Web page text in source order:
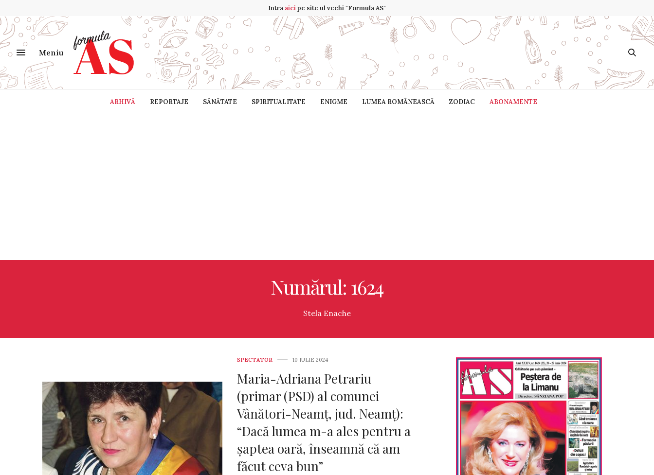
Intra aicipe site ul vechi "Formula AS"
Meniu
ARHIVĂ REPORTAJE SĂNĂTATE SPIRITUALITATE ENIGME LUMEA ROMÂNEASCĂ ZODIAC ABONAMENTE
Numărul: 1624
Stela Enache
SPECTATOR 10 IULIE 2024
Maria-Adriana Petrariu
(primar (PSD) al comunei
Vânători-Neamț, jud. Neamț):
“Dacă lumea m-a ales pentru a
șaptea oară, înseamnă că am
făcut ceva bun”